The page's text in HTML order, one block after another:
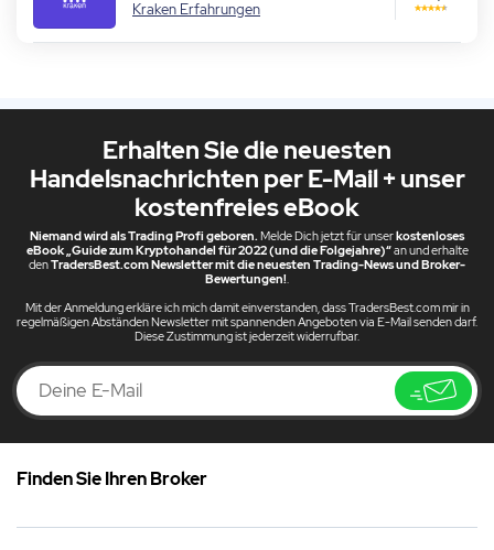
Kraken Erfahrungen
Erhalten Sie die neuesten
Handelsnachrichten per E-Mail + unser
kostenfreies eBook
Niemand wird als Trading Profi geboren. Melde Dich jetzt für unserkostenloses
eBook „Guide zum Kryptohandel für 2022 (und die Folgejahre)“an und erhalte
denTradersBest.com Newsletter mit die neuesten Trading-News und Broker-
Bewertungen!
Mit der Anmeldung erkläre ich mich damit einverstanden, dass TradersBest.com mir in
regelmäßigen Abständen Newsletter mit spannenden Angeboten via E-Mail senden darf.
Diese Zustimmung ist jederzeit widerrufbar.
Finden Sie Ihren Broker
DE JFD Bank Erfahrungen & Test 2026
AU English (AU)